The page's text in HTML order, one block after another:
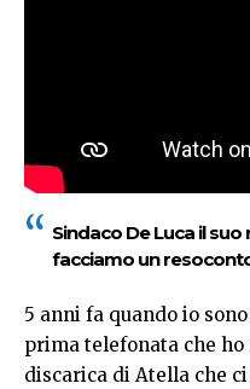
Sindaco De Luca il
facciamo un
5 anni fa quando io
prima telefonata che
discarica di Atella che